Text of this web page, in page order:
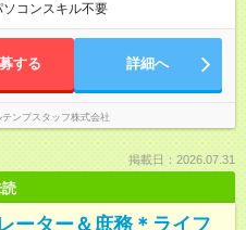
ソコンスキル不要
する 詳細へ
ンプスタッフ株式会社
掲載日：2026.07.31
ーター＆庶務＊ライフ